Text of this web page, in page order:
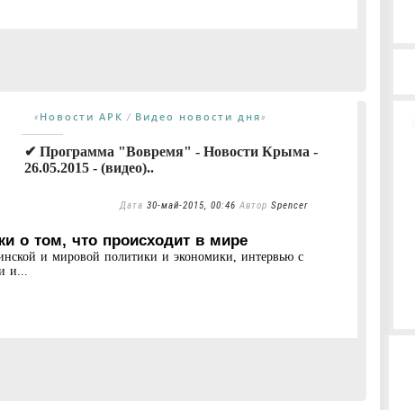
« Новости АРК / Видео новости дня»
✔ Программа "Вовремя" - Новости Крыма -
26.05.2015 - (видео)..
Дата 30-май-2015, 00:46 Автор Spencer
о том, что происходит в мире
и мировой политики и экономики, интервью с
и...